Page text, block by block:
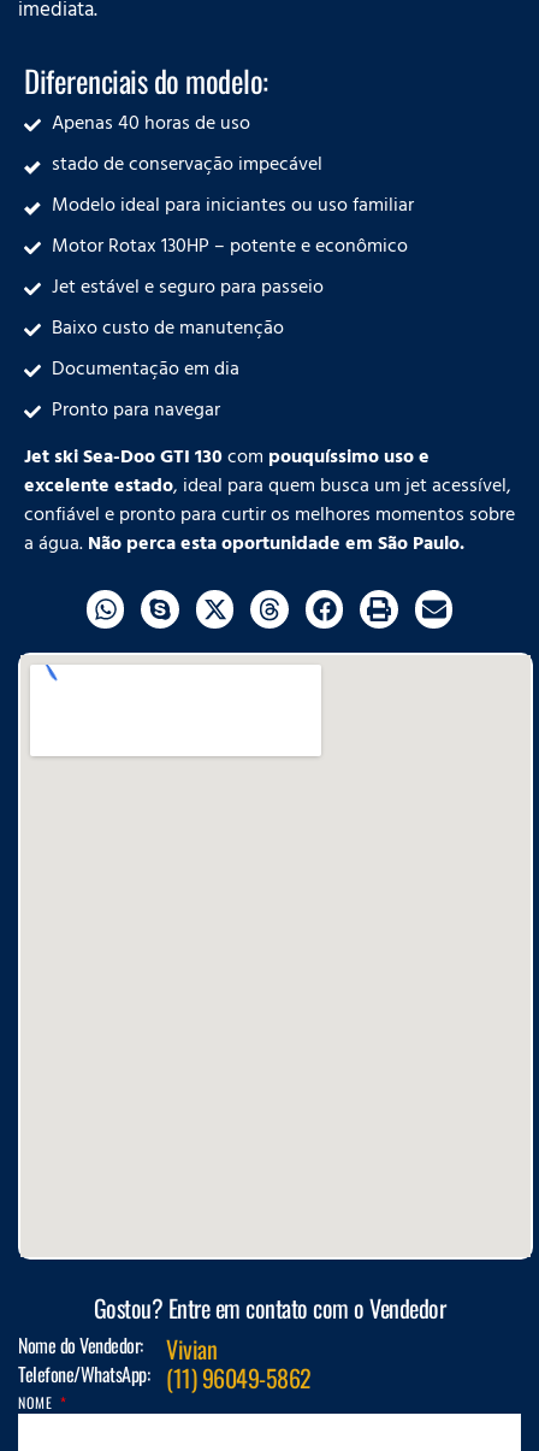
imediata.
Diferenciais do modelo:
Apenas 40 horas de uso
stado de conservação impecável
Modelo ideal para iniciantes ou uso familiar
Motor Rotax 130HP – potente e econômico
Jet estável e seguro para passeio
Baixo custo de manutenção
Documentação em dia
Pronto para navegar
Jet ski Sea-Doo GTI 130com pouquíssimo uso e
excelente estado, ideal para quem busca um jet acessível,
confiável e pronto para curtir os melhores momentos sobre
a água.Não perca esta oportunidade em São Paulo.
Gostou? Entre em contato com o Vendedor
Nome do Vendedor: Vivian
Telefone/WhatsApp: (11) 96049-5862
NOME